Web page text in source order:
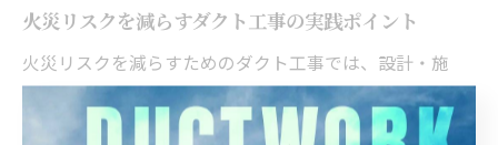
火災リスクを減らすダクト工事の実践ポイント
火災リスクを減らすためのダクト工事では、設計・施
工・メンテナンスの各段階で適切な対応が求められま
す。まず、設計段階では建物用途や厨房規模に合わせて